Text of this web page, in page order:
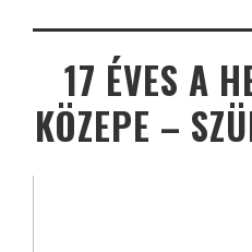
17 ÉVES A
KÖZEPE –